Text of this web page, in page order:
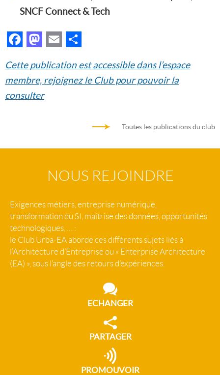
SNCF Connect & Tech
Facebook
Mastodon
Email
Cette publication est accessible dans l’espace
membre, rejoignez le Club pour pouvoir la
consulter
Toutes les publications du club
NOUS REJOINDRE
Exigences métiers, entreprise numérique,
transformation du SI, maîtrise des données, opportunités
technologiques, … :
le Club Urba-EA aborde ces différents sujets liés à
l’Architecture d’Entreprise ou « Enterprise Architecture
(EA) », sous l’angle des retours d’expériences.
ECHANGER
PARTAGER
PROMOUVOIR